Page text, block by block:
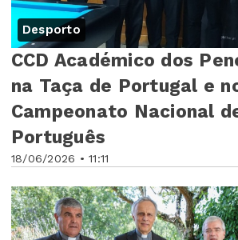
Desporto
18/06/2026 • 11:11
CCD Académico dos
na Taça de Portugal e
Campeonato Nacional
Português